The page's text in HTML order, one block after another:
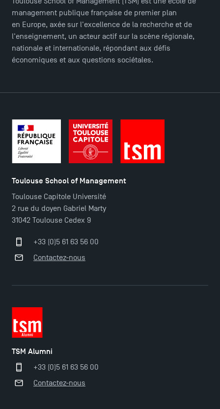
management publique française de premier plan
en Europe, axée sur l'excellence de la recherche et de
l'enseignement, un acteur actif sur la scène régionale,
nationale et internationale, répondant aux défis
économiques et aux questions sociétales.
Toulouse School of Management
Toulouse Capitole Université
2 rue du doyen Gabriel Marty
31042 Toulouse Cedex 9
+33 (0)5 61 63 56 00
Contactez-nous
TSM Alumni
+33 (0)5 61 63 56 00
Contactez-nous